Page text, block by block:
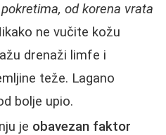
od korena vrata
ne vučite kožu
drenaži limfe i
teže. Lagano
bolje upio.
je obavezan faktor